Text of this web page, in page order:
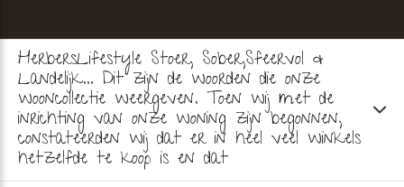
HerbersLifestyle Stoer, Sober,Sfeervol &
Landelijk... Dit zijn de woorden die onze
wooncollectie weergeven. Toen wij met de
inrichting van onze woning zijn begonnen,
constateerden wij dat er in heel veel winkels
hetzelfde te koop is en dat